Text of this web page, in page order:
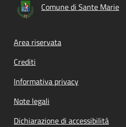
Comune di Sante Marie
Footer menu
Area riservata
Crediti
Informativa privacy
Note legali
Dichiarazione di accessibilità